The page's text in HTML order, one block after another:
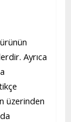
Ayrıca
üzerinden